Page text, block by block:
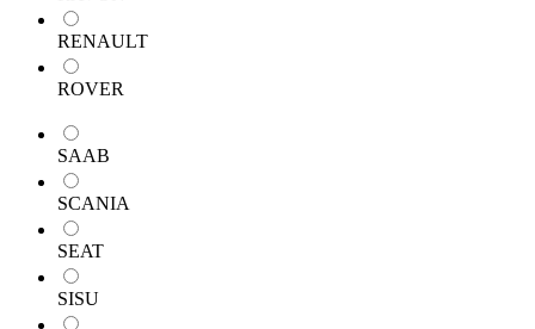
RENAULT
ROVER
SAAB
SCANIA
SEAT
SISU